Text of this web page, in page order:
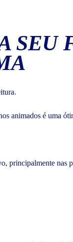
SEU
animados é uma
principalmente